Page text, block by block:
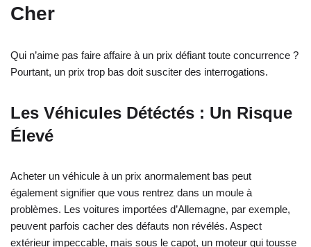
Cher
Qui n’aime pas faire affaire à un prix défiant toute concurrence ?
Pourtant, un prix trop bas doit susciter des interrogations.
Les Véhicules Détéctés : Un Risque
Élevé
Acheter un véhicule à un prix anormalement bas peut
également signifier que vous rentrez dans un moule à
problèmes. Les voitures importées d’Allemagne, par exemple,
peuvent parfois cacher des défauts non révélés. Aspect
extérieur impeccable, mais sous le capot, un moteur qui tousse